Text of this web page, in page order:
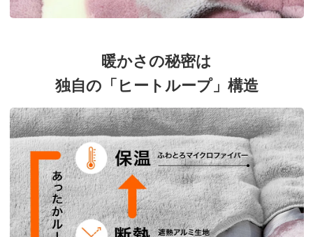
暖かさの秘密は
独自の「ヒートループ」構造